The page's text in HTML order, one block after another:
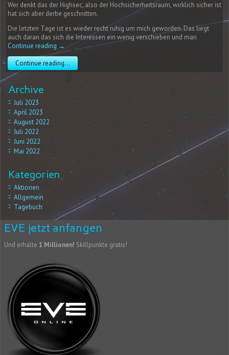
Wer denkt das der Highsec, also der Hochsicherheitsraum, wirklich sicher ist
hat sich aber derbe geschnitten.
Die letzten Tage ist es wieder recht ruhig um mich geworden. Das liegt
auch daran das sich die Interessen ein wenig verschieben und man
Continue reading →
Continue reading...
Archive
Juli 2023
April 2023
August 2022
Juli 2022
Juni 2022
Mai 2022
Kategorien
Aktionen
Allgemein
Tagebuch
EVE jetzt anfangen
Und erhalte 1 Millionen! Skillpunkte gratis!